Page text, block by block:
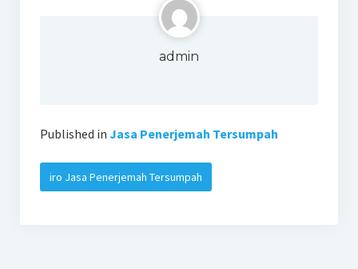
admin
Published in Jasa Penerjemah Tersumpah
iro Jasa Penerjemah Tersumpah